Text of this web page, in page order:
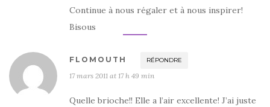
Continue à nous régaler et à nous inspirer!
Bisous
FLOMOUTH RÉPONDRE
17 mars 2011 at 17 h 49 min
Quelle brioche!! Elle a l’air excellente! J’ai juste